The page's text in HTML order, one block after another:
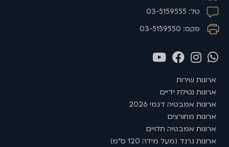
ארונות שירות
ארונות נטילת ידיים
ארונות אמבטיה דגמי 2026
ארונות מחורצים
ארונות אמבטיה תלויים
ארונות גרנד (מעל מידה 120 ס"מ)
טל: 03-5159555
פקס: 03-5159550